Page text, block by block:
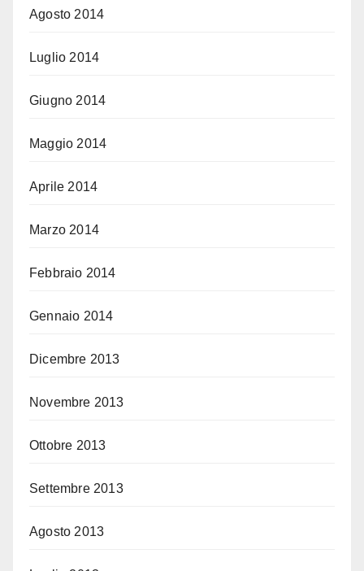
Agosto 2014
Luglio 2014
Giugno 2014
Maggio 2014
Aprile 2014
Marzo 2014
Febbraio 2014
Gennaio 2014
Dicembre 2013
Novembre 2013
Ottobre 2013
Settembre 2013
Agosto 2013